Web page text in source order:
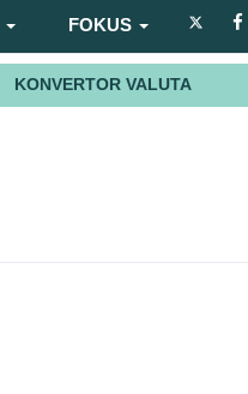
FOKUS
KONVERTOR VALUTA